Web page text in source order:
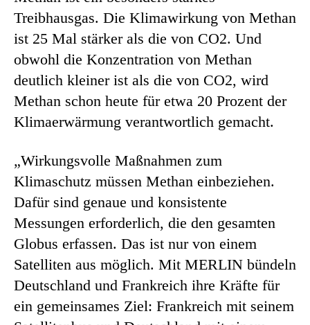
Treibhausgas. Die Klimawirkung von Methan
ist 25 Mal stärker als die von CO2. Und
obwohl die Konzentration von Methan
deutlich kleiner ist als die von CO2, wird
Methan schon heute für etwa 20 Prozent der
Klimaerwärmung verantwortlich gemacht.
„Wirkungsvolle Maßnahmen zum
Klimaschutz müssen Methan einbeziehen.
Dafür sind genaue und konsistente
Messungen erforderlich, die den gesamten
Globus erfassen. Das ist nur von einem
Satelliten aus möglich. Mit MERLIN bündeln
Deutschland und Frankreich ihre Kräfte für
ein gemeinsames Ziel: Frankreich mit seinem